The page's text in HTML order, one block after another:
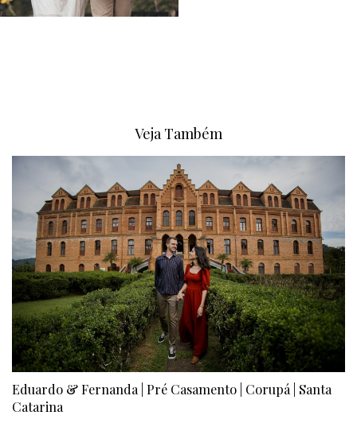
Veja Também
Eduardo & Fernanda | Pré Casamento | Corupá | Santa
Catarina